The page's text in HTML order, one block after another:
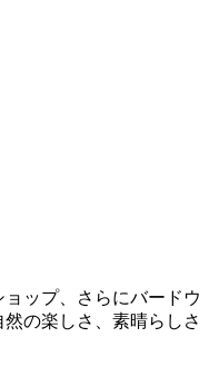
ップ、さらにバードウ
の楽しさ、素晴らしさ